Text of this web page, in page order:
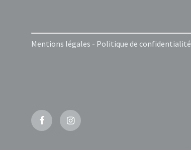
Mentions légales - Politique de confidentialité
FacebookInstagram